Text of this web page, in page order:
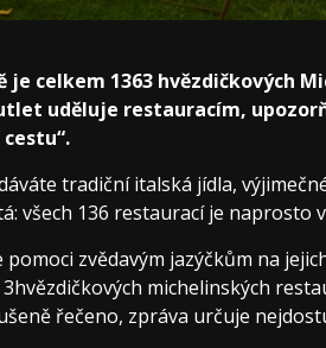
je celkem 1363 hvězdičkových
uděluje restauracím,
tradiční italská jídla,
všech 136 restaurací je naprosto
pomoci zvědavým jazýčkům na
3hvězdičkových michelinských
řečeno, zpráva určuje